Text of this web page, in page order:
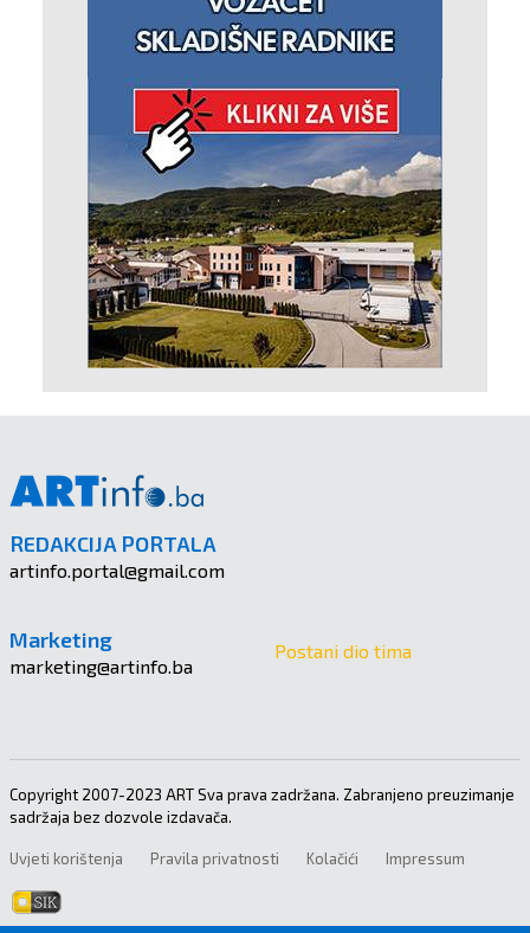
REDAKCIJA PORTALA
artinfo.portal@gmail.com
Marketing
marketing@artinfo.ba
Postani dio tima
Copyright 2007-2023 ART Sva prava zadržana. Zabranjeno preuzimanje
sadržaja bez dozvole izdavača.
Uvjeti korištenja Pravila privatnosti Kolačići Impressum